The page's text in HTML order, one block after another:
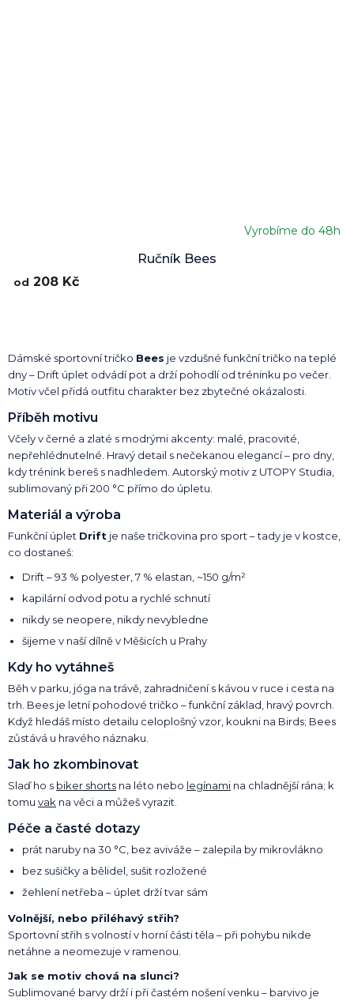
Ručník Bees
Vyrobíme do 48h
od 208 Kč
Dámské sportovní tričko Bees je vzdušné funkční tričko na teplé
dny – Drift úplet odvádí pot a drží pohodlí od tréninku po večer.
Motiv včel přidá outfitu charakter bez zbytečné okázalosti.
Příběh motivu
Včely v černé a zlaté s modrými akcenty: malé, pracovité,
nepřehlédnutelné. Hravý detail s nečekanou elegancí – pro dny,
kdy trénink bereš s nadhledem. Autorský motiv z UTOPY Studia,
sublimovaný při 200 °C přímo do úpletu.
Materiál a výroba
Funkční úplet Drift je naše tričkovina pro sport – tady je v kostce,
co dostaneš:
Drift – 93 % polyester, 7 % elastan, ~150 g/m²
kapilární odvod potu a rychlé schnutí
nikdy se neopere, nikdy nevybledne
šijeme v naší dílně v Měšicích u Prahy
Kdy ho vytáhneš
Běh v parku, jóga na trávě, zahradničení s kávou v ruce i cesta na
trh. Bees je letní pohodové tričko – funkční základ, hravý povrch.
Když hledáš místo detailu celoplošný vzor, koukni na Birds; Bees
zůstává u hravého náznaku.
Jak ho zkombinovat
Slaď ho s biker shorts na léto nebo legínami na chladnější rána; k
tomu vak na věci a můžeš vyrazit.
Péče a časté dotazy
prát naruby na 30 °C, bez aviváže – zalepila by mikrovlákno
bez sušičky a bělidel, sušit rozložené
žehlení netřeba – úplet drží tvar sám
Volnější, nebo přiléhavý střih?
Sportovní střih s volností v horní části těla – při pohybu nikde
netáhne a neomezuje v ramenou.
Jak se motiv chová na slunci?
Sublimované barvy drží i při častém nošení venku – barvivo je